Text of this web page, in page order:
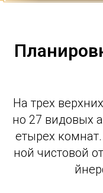
На трех
но 27 видовых
етырех
ной чистовой